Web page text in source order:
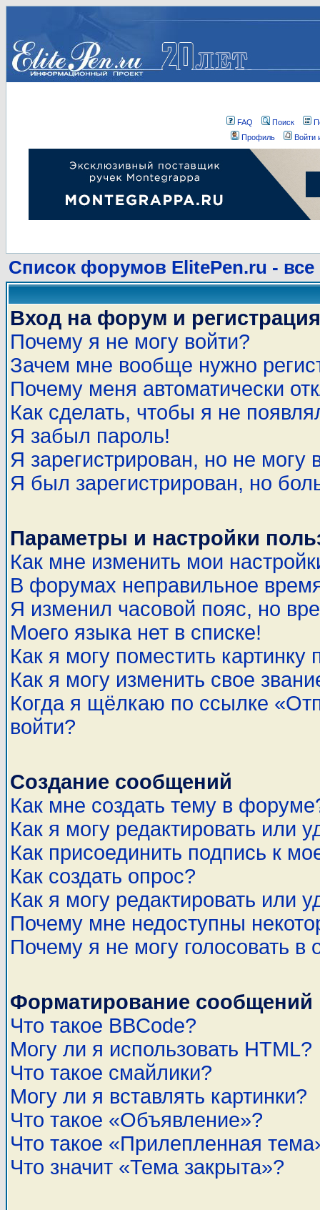
FAQ Поиск
Профиль
Войти
Список форумов ElitePen.ru - все
Вход на форум и регистрация
Почему я не могу войти?
Зачем мне вообще нужно
Почему меня автоматически
Как сделать, чтобы я не
Я забыл пароль!
Я зарегистрирован, но не могу
Я был зарегистрирован, но
Параметры и настройки
Как мне изменить мои
В форумах неправильное
Я изменил часовой пояс, но
Моего языка нет в списке!
Как я могу поместить
Как я могу изменить свое
Когда я щёлкаю по ссылке
войти?
Создание сообщений
Как мне создать тему в
Как я могу редактировать или
Как присоединить подпись к
Как создать опрос?
Как я могу редактировать или
Почему мне недоступны
Почему я не могу голосовать в
Форматирование
Что такое BBCode?
Могу ли я использовать HTML?
Что такое смайлики?
Могу ли я вставлять картинки?
Что такое «Объявление»?
Что такое «Прилепленная
Что значит «Тема закрыта»?